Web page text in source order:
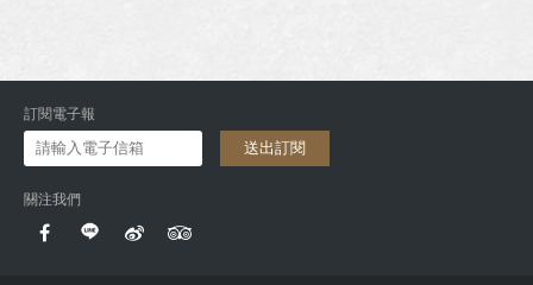
訂閱電子報
送出訂閱
關注我們